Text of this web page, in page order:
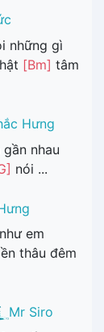
những gì
[Bm] tâm
Hưng
gần nhau
nói ...
em
thâu đêm
Mr Siro